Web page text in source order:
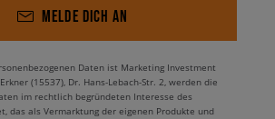
MELDE DICH AN
Daten ist Marketing Investment
(15537), Dr. Hans-Lebach-Str. 2, werden die
im rechtlich begründeten Interesse des
das als Vermarktung der eigenen Produkte und